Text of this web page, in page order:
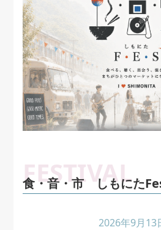
食・音・市 しもにた
2026年9月13